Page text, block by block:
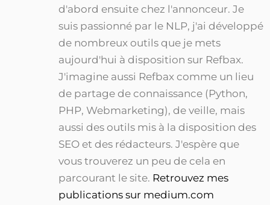
d'abord ensuite chez l'annonceur. Je
suis passionné par le NLP, j'ai développé
de nombreux outils que je mets
aujourd'hui à disposition sur Refbax.
J'imagine aussi Refbax comme un lieu
de partage de connaissance (Python,
PHP, Webmarketing), de veille, mais
aussi des outils mis à la disposition des
SEO et des rédacteurs. J'espère que
vous trouverez un peu de cela en
parcourant le site. Retrouvez mes
publications sur medium.com